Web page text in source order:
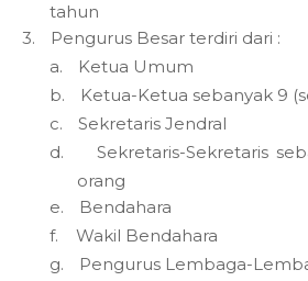
tahun
3.
Pengurus Besar terdiri dari :
a.
Ketua Umum
b.
Ketua-Ketua sebanyak 9
c.
Sekretaris Jendral
d.
Sekretaris-Sekretaris
orang
e.
Bendahara
f.
Wakil Bendahara
g.
Pengurus Lembaga-